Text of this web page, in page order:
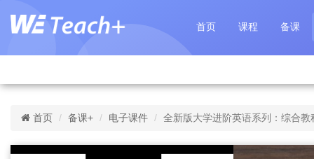
首页 课程 备课
首页 备课+ 电子课件 全新版大学进阶英语系列：综合